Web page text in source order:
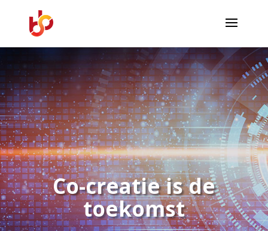
Co-creatie is de
toekomst